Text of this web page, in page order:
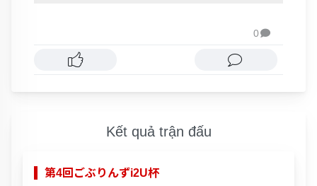
0
Kết quả trận đấu
第4回ごぶりんずi2U杯